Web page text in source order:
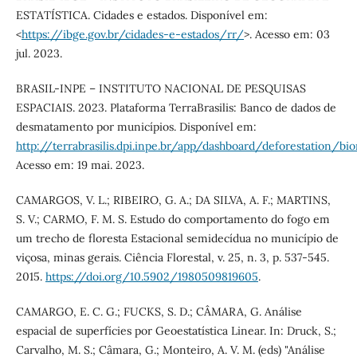
ESTATÍSTICA. Cidades e estados. Disponível em:
<https://ibge.gov.br/cidades-e-estados/rr/>. Acesso em: 03
jul. 2023.
BRASIL-INPE – INSTITUTO NACIONAL DE PESQUISAS
ESPACIAIS. 2023. Plataforma TerraBrasilis: Banco de dados de
desmatamento por municípios. Disponível em:
http://terrabrasilis.dpi.inpe.br/app/dashboard/deforestation/
Acesso em: 19 mai. 2023.
CAMARGOS, V. L.; RIBEIRO, G. A.; DA SILVA, A. F.; MARTINS,
S. V.; CARMO, F. M. S. Estudo do comportamento do fogo em
um trecho de floresta Estacional semidecídua no município de
viçosa, minas gerais. Ciência Florestal, v. 25, n. 3, p. 537-545.
2015. https://doi.org/10.5902/1980509819605.
CAMARGO, E. C. G.; FUCKS, S. D.; CÂMARA, G. Análise
espacial de superfícies por Geoestatística Linear. In: Druck, S.;
Carvalho, M. S.; Câmara, G.; Monteiro, A. V. M. (eds) "Análise